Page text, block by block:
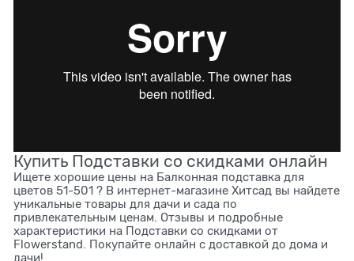
Купить Подставки со скидками онлайн
Ищете хорошие цены на Балконная подставка для
цветов 51-501 ? В интернет-магазине Хитсад вы найдете
уникальные товары для дачи и сада по
привлекательным ценам. Отзывы и подробные
характеристики на Подставки со скидками от
Flowerstand. Покупайте онлайн с доставкой до дома и
дачи!